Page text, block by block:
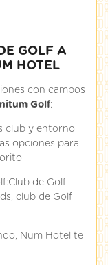
GOLF A
HOTEL
con campos
Golf:
club y entorno
opciones para
de Golf
club de Golf
Num Hotel te